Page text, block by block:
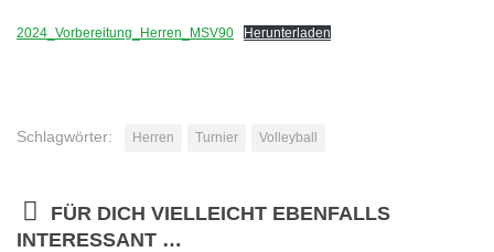
2024_Vorbereitung_Herren_MSV90 Herunterladen
Schlagwörter: Herren Turnier Volleyball
FÜR DICH VIELLEICHT EBENFALLS
INTERESSANT …